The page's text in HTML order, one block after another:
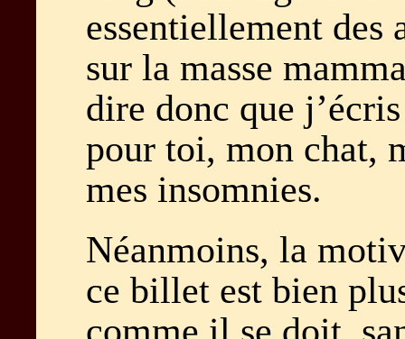
essentiellement des
sur la masse
dire donc que
pour toi, mon chat,
mes insomnies.
Néanmoins, la
ce billet est bien
comme il se doit,